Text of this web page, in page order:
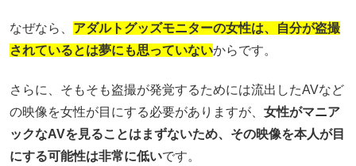
なぜなら、 アダルトグッズモニターの女性は、自分が盗撮
されているとは夢にも思っていないからです。
さらに、そもそも盗撮が発覚するためには流出したAVなど
の映像を女性が目にする必要がありますが、 女性がマニア
ックなAVを見ることはまずないため、その映像を本人が目
にする可能性は非常に低いです。